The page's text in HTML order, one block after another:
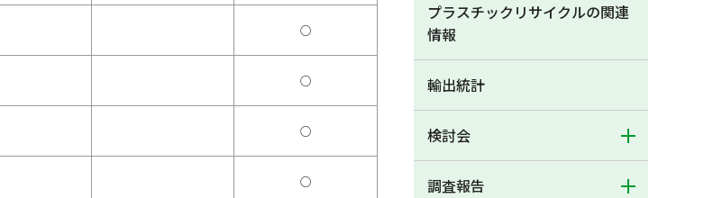
○
○
○
○
プラスチックリサイクルの関連
情報
輸出統計
検討会
調査報告